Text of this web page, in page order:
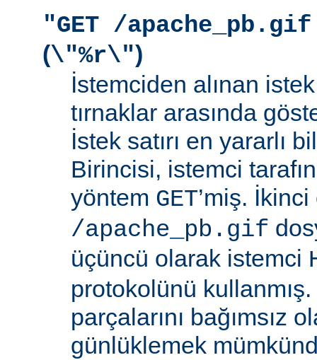
"GET /
(\"%r\")
İstemciden alınan istek
tırnaklar arasında
İstek satırı en yararlı
Birincisi, istemci
yöntem GET’miş.
/apache_pb.gif
üçüncü olarak istemci
protokolünü kullanmış.
parçalarını bağımsız
günlüklemek